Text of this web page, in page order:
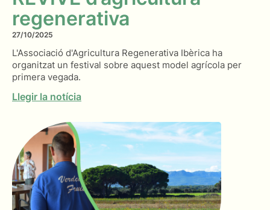
regenerativa
27/10/2025
L'Associació d'Agricultura Regenerativa Ibèrica ha
organitzat un festival sobre aquest model agrícola per
primera vegada.
Llegir la notícia